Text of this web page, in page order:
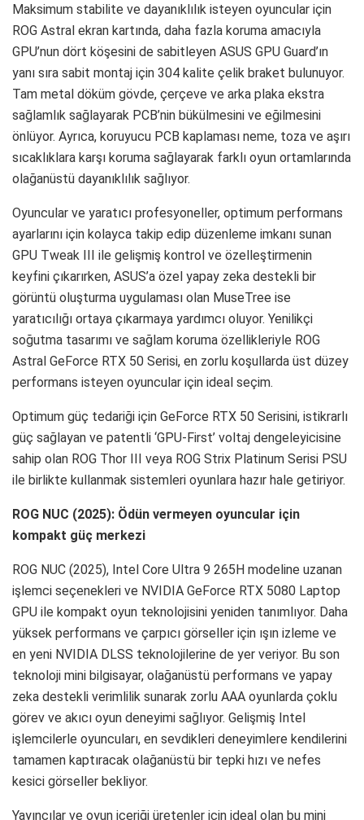
Maksimum stabilite ve dayanıklılık isteyen oyuncular için
ROG Astral ekran kartında, daha fazla koruma amacıyla
GPU’nun dört köşesini de sabitleyen ASUS GPU Guard’ın
yanı sıra sabit montaj için 304 kalite çelik braket bulunuyor.
Tam metal döküm gövde, çerçeve ve arka plaka ekstra
sağlamlık sağlayarak PCB’nin bükülmesini ve eğilmesini
önlüyor. Ayrıca, koruyucu PCB kaplaması neme, toza ve aşırı
sıcaklıklara karşı koruma sağlayarak farklı oyun ortamlarında
olağanüstü dayanıklılık sağlıyor.
Oyuncular ve yaratıcı profesyoneller, optimum performans
ayarlarını için kolayca takip edip düzenleme imkanı sunan
GPU Tweak III ile gelişmiş kontrol ve özelleştirmenin
keyfini çıkarırken, ASUS’a özel yapay zeka destekli bir
görüntü oluşturma uygulaması olan MuseTree ise
yaratıcılığı ortaya çıkarmaya yardımcı oluyor. Yenilikçi
soğutma tasarımı ve sağlam koruma özellikleriyle ROG
Astral GeForce RTX 50 Serisi, en zorlu koşullarda üst düzey
performans isteyen oyuncular için ideal seçim.
Optimum güç tedariği için GeForce RTX 50 Serisini, istikrarlı
güç sağlayan ve patentli ‘GPU-First’ voltaj dengeleyicisine
sahip olan ROG Thor III veya ROG Strix Platinum Serisi PSU
ile birlikte kullanmak sistemleri oyunlara hazır hale getiriyor.
ROG NUC (2025): Ödün vermeyen oyuncular için
kompakt güç merkezi
ROG NUC (2025), Intel Core Ultra 9 265H modeline uzanan
işlemci seçenekleri ve NVIDIA GeForce RTX 5080 Laptop
GPU ile kompakt oyun teknolojisini yeniden tanımlıyor. Daha
yüksek performans ve çarpıcı görseller için ışın izleme ve
en yeni NVIDIA DLSS teknolojilerine de yer veriyor. Bu son
teknoloji mini bilgisayar, olağanüstü performans ve yapay
zeka destekli verimlilik sunarak zorlu AAA oyunlarda çoklu
görev ve akıcı oyun deneyimi sağlıyor. Gelişmiş Intel
işlemcilerle oyuncuları, en sevdikleri deneyimlere kendilerini
tamamen kaptıracak olağanüstü bir tepki hızı ve nefes
kesici görseller bekliyor.
Yayıncılar ve oyun içeriği üretenler için ideal olan bu mini